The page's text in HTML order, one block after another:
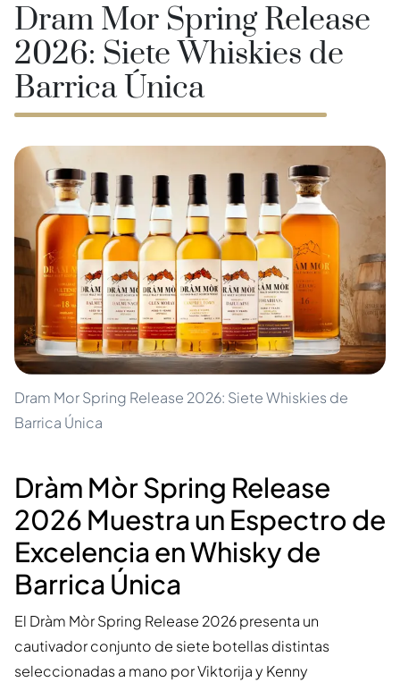
Dram Mor Spring Release
2026: Siete Whiskies de
Barrica Única
Dram Mor Spring Release 2026: Siete Whiskies de
Barrica Única
Dràm Mòr Spring Release
2026 Muestra un Espectro de
Excelencia en Whisky de
Barrica Única
El Dràm Mòr Spring Release 2026 presenta un
cautivador conjunto de siete botellas distintas
seleccionadas a mano por Viktorija y Kenny